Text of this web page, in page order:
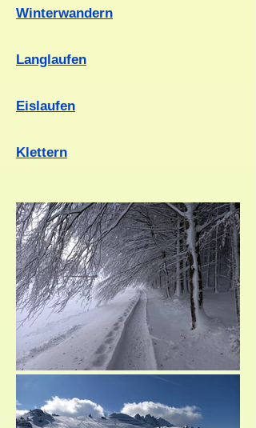
Winterwandern
Langlaufen
Eislaufen
Klettern